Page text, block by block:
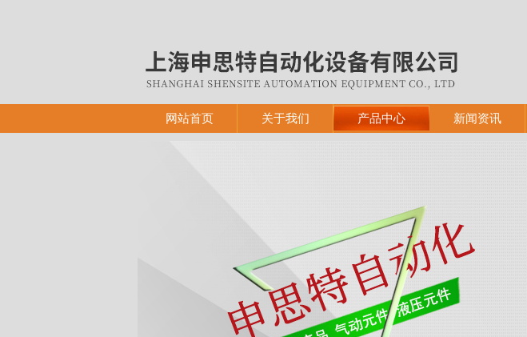
网站首页 关于我们 产品中心 新闻资讯